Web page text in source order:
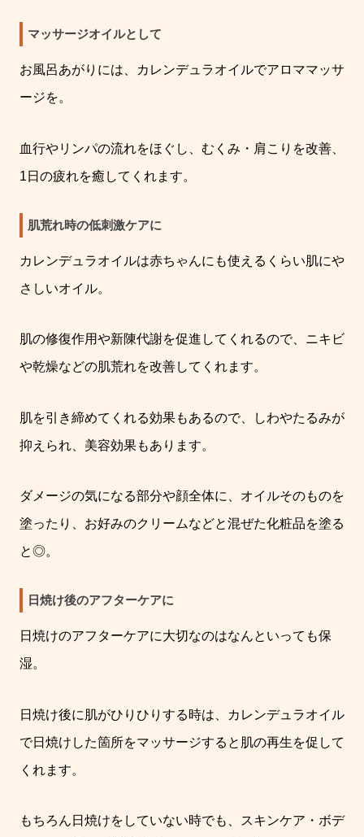
マッサージオイルとして
お風呂あがりには、カレンデュラオイルでアロママッサ
ージを。
血行やリンパの流れをほぐし、むくみ・肩こりを改善、
1 日の疲れを癒してくれます。
肌荒れ時の低刺激ケアに
カレンデュラオイルは赤ちゃんにも使えるくらい肌にや
さしいオイル。
肌の修復作用や新陳代謝を促進してくれるので、ニキビ
や乾燥などの肌荒れを改善してくれます。
肌を引き締めてくれる効果もあるので、しわやたるみが
抑えられ、美容効果もあります。
ダメージの気になる部分や顔全体に、オイルそのものを
塗ったり、お好みのクリームなどと混ぜた化粧品を塗る
と◎。
日焼け後のアフターケアに
日焼けのアフターケアに大切なのはなんといっても保
湿。
日焼け後に肌がひりひりする時は、カレンデュラオイル
で日焼けした箇所をマッサージすると肌の再生を促して
くれます。
もちろん日焼けをしていない時でも、スキンケア・ボデ